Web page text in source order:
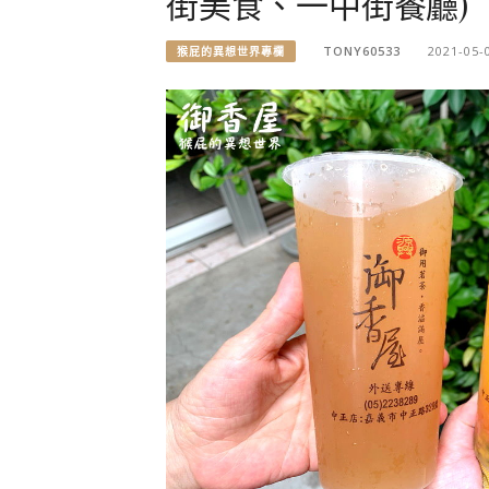
猴屁的異想世界專欄 TONY60533 2021-05-